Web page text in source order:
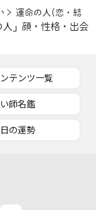
運命の人(恋・結
」顔・性格・出会
テンツ一覧
師名鑑
の運勢